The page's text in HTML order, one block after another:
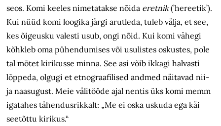
seos. Komi keeles nimetatakse nõida eretnik(’hereetik’).
Kui nüüd komi loogika järgi arutleda, tuleb välja, et see,
kes õigeusku valesti usub, ongi nõid. Kui komi vähegi
kõhkleb oma pühendumises või usulistes oskustes, pole
tal mõtet kirikusse minna. See asi võib ikkagi halvasti
lõppeda, olgugi et etnograafilised andmed näitavad nii-
ja naasugust. Meie välitööde ajal nentis üks komi memm
igatahes tähendusrikkalt: „Me ei oska uskuda ega käi
seetõttu kirikus.“